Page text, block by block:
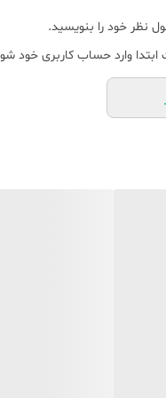
نظر خود را بنویسید.
ابتدا وارد حساب کاربری خود